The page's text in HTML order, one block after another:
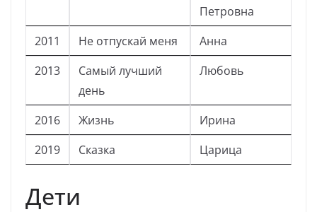
Петровна
2011
Не отпускай меня
Анна
2013
Самый лучший
день
Любовь
2016 Жизнь
Ирина
2019
Сказка Царица
Дети